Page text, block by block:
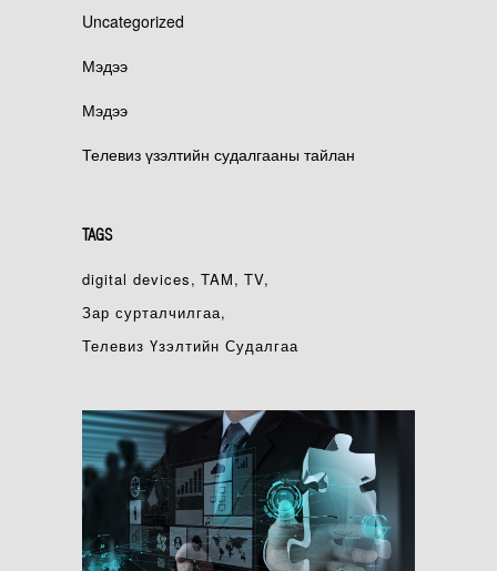
Uncategorized
Мэдээ
Мэдээ
Телевиз үзэлтийн судалгааны тайлан
TAGS
digital devices TAM TV
Зар сурталчилгаа
Телевиз Үзэлтийн Судалгаа